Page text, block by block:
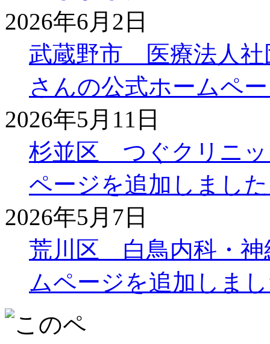
2026年6月2日
武蔵野市 医療法人
さんの公式ホームペ
2026年5月11日
杉並区 つぐクリニッ
ページを追加しまし
2026年5月7日
荒川区 白鳥内科・神
ムページを追加しま